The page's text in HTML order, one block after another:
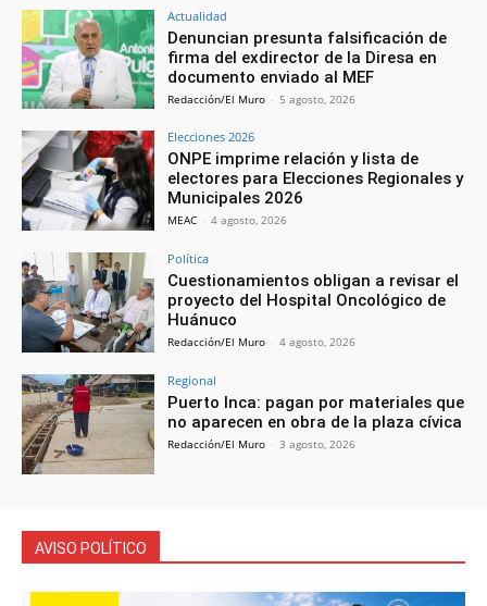
Actualidad
Denuncian presunta falsificación de
firma del exdirector de la Diresa en
documento enviado al MEF
Redacción/El Muro - 5 agosto, 2026
Elecciones 2026
ONPE imprime relación y lista de
electores para Elecciones Regionales y
Municipales 2026
MEAC - 4 agosto, 2026
Política
Cuestionamientos obligan a revisar el
proyecto del Hospital Oncológico de
Huánuco
Redacción/El Muro - 4 agosto, 2026
Regional
Puerto Inca: pagan por materiales que
no aparecen en obra de la plaza cívica
Redacción/El Muro - 3 agosto, 2026
AVISO POLÍTICO